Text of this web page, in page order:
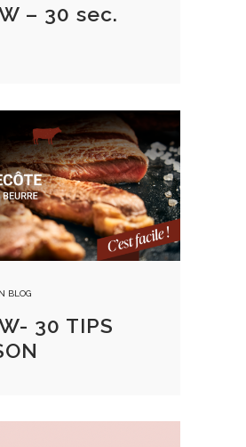
– 30 sec.
BLOG
30 TIPS